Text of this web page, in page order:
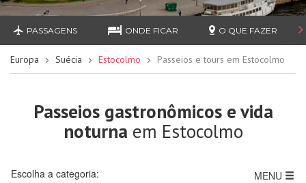
PASSAGENS ONDE FICAR O QUE FAZER
Europa Suécia Estocolmo Passeios e tours em Estocolmo
Passeios gastronômicos e vida
noturna em Estocolmo
MENU
Escolha a categoria: